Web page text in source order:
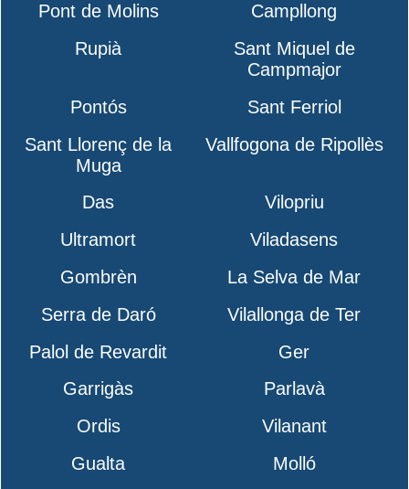
Pont de Molins
Campllong
Rupià
Sant Miquel de
Campmajor
Pontós
Sant Ferriol
Sant Llorenç de la
Muga
Vallfogona de Ripollès
Das
Vilopriu
Ultramort
Viladasens
Gombrèn
La Selva de Mar
Serra de Daró
Vilallonga de Ter
Palol de Revardit
Ger
Garrigàs
Parlavà
Ordis
Vilanant
Gualta
Molló